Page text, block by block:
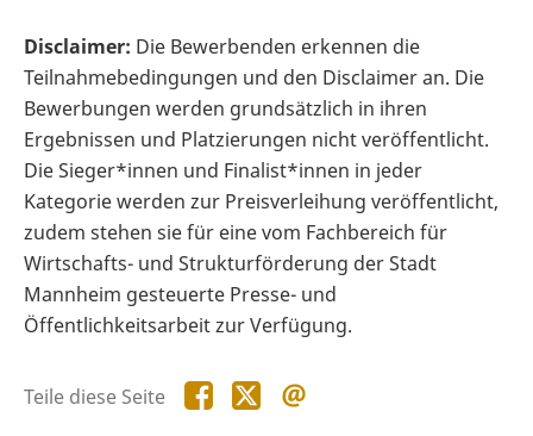
Disclaimer: Die Bewerbenden erkennen die
Teilnahmebedingungen und den Disclaimer an. Die
Bewerbungen werden grundsätzlich in ihren
Ergebnissen und Platzierungen nicht veröffentlicht.
Die Sieger*innen und Finalist*innen in jeder
Kategorie werden zur Preisverleihung veröffentlicht,
zudem stehen sie für eine vom Fachbereich für
Wirtschafts- und Strukturförderung der Stadt
Mannheim gesteuerte Presse- und
Öffentlichkeitsarbeit zur Verfügung.
Teile diese Seite Teile
diese
Teile
diese